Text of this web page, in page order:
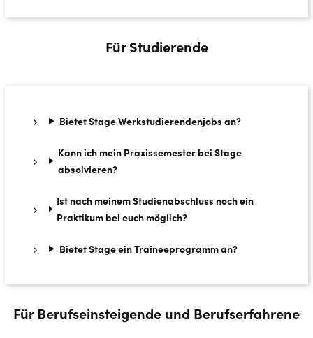
Für Studierende
Bietet Stage Werkstudierendenjobs an?
Kann ich mein Praxissemester bei Stage
absolvieren?
Ist nach meinem Studienabschluss noch ein
Praktikum bei euch möglich?
Bietet Stage ein Traineeprogramm an?
Für Berufseinsteigende und Berufserfahrene